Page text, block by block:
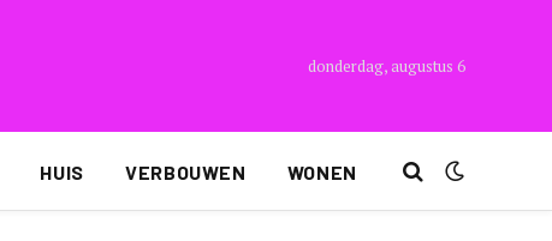
donderdag, augustus 6
HUIS VERBOUWEN WONEN